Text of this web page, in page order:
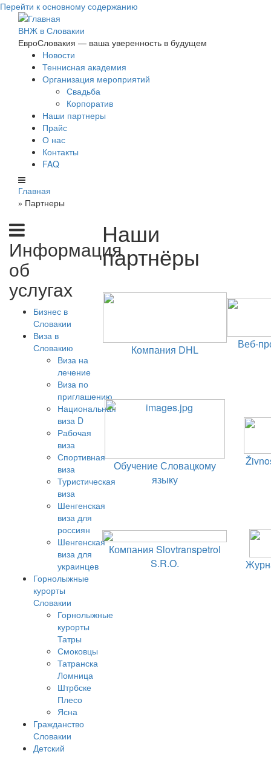
Перейти к основному содержанию
ВНЖ в Словакии
ЕвроСловакия — ваша уверенность в будущем
Новости
Теннисная академия
Организация мероприятий
Свадьба
Корпоратив
Наши партнеры
Прайс
О нас
Контакты
FAQ
Главная
» Партнеры
Информация
об
услугах
Бизнес в
Словакии
Виза в
Словакию
Виза на
лечение
Виза по
приглашению
Национальная
виза D
Рабочая
виза
Спортивная
виза
Туристическая
виза
Шенгенская
виза для
россиян
Шенгенская
виза для
украинцев
Горнолыжные
курорты
Словакии
Горнолыжные
курорты
Татры
Смоковцы
Татранска
Ломница
Штрбске
Плесо
Ясна
Гражданство
Словакии
Детский
Наши
партнёры
Компания DHL Веб-
Обучение Словацкому
языку
Компания Slovtranspetrol
S.R.O.